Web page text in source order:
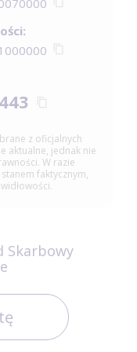
z oficjalnych
aktualne, jednak nie
W razie
faktycznym,
Skarbowy